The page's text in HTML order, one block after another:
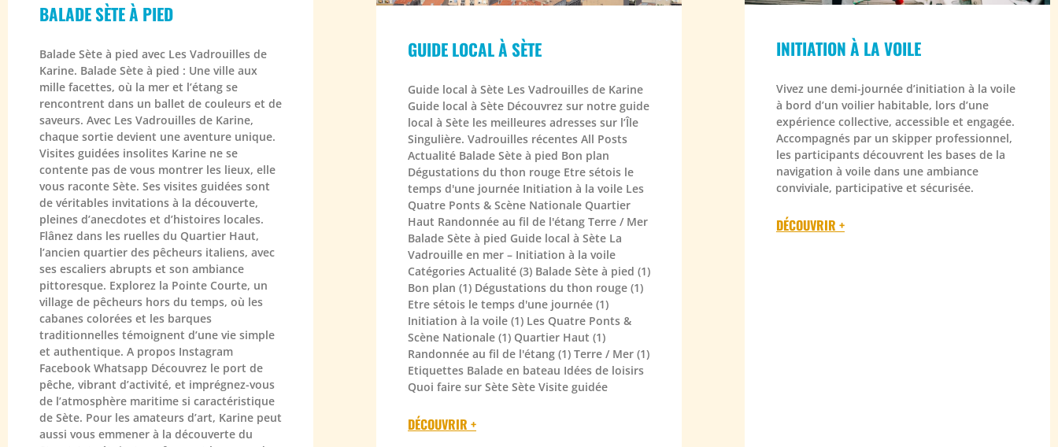
BALADE SÈTE À PIED
Balade Sète à pied avec Les Vadrouilles de
Karine. Balade Sète à pied : Une ville aux
mille facettes, où la mer et l’étang se
rencontrent dans un ballet de couleurs et de
saveurs. Avec Les Vadrouilles de Karine,
chaque sortie devient une aventure unique.
Visites guidées insolites Karine ne se
contente pas de vous montrer les lieux, elle
vous raconte Sète. Ses visites guidées sont
de véritables invitations à la découverte,
pleines d’anecdotes et d’histoires locales.
Flânez dans les ruelles du Quartier Haut,
l’ancien quartier des pêcheurs italiens, avec
ses escaliers abrupts et son ambiance
pittoresque. Explorez la Pointe Courte, un
village de pêcheurs hors du temps, où les
cabanes colorées et les barques
traditionnelles témoignent d’une vie simple
et authentique. A propos Instagram
Facebook Whatsapp Découvrez le port de
pêche, vibrant d’activité, et imprégnez-vous
de l’atmosphère maritime si caractéristique
de Sète. Pour les amateurs d’art, Karine peut
aussi vous emmener à la découverte du
GUIDE LOCAL À SÈTE
Guide local à Sète Les Vadrouilles de Karine
Guide local à Sète Découvrez sur notre guide
local à Sète les meilleures adresses sur l’Île
Singulière. Vadrouilles récentes All Posts
Actualité Balade Sète à pied Bon plan
Dégustations du thon rouge Etre sétois le
temps d'une journée Initiation à la voile Les
Quatre Ponts & Scène Nationale Quartier
Haut Randonnée au fil de l'étang Terre / Mer
Balade Sète à pied Guide local à Sète La
Vadrouille en mer – Initiation à la voile
Catégories Actualité (3) Balade Sète à pied (1)
Bon plan (1) Dégustations du thon rouge (1)
Etre sétois le temps d'une journée (1)
Initiation à la voile (1) Les Quatre Ponts &
Scène Nationale (1) Quartier Haut (1)
Randonnée au fil de l'étang (1) Terre / Mer (1)
Etiquettes Balade en bateau Idées de loisirs
Quoi faire sur Sète Sète Visite guidée
DÉCOUVRIR +
INITIATION À LA VOILE
Vivez une demi-journée d’initiation à la voile
à bord d’un voilier habitable, lors d’une
expérience collective, accessible et engagée.
Accompagnés par un skipper professionnel,
les participants découvrent les bases de la
navigation à voile dans une ambiance
conviviale, participative et sécurisée.
DÉCOUVRIR +